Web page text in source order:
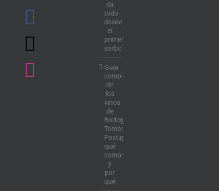
da
todo
desde
el
primer
sorbo
Guía
completa
de
los
vinos
de
Bodega
Tomás
Postigo:
qué
comprar
y
por
qué